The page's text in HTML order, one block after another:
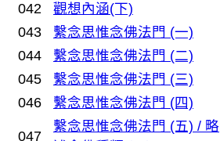
042
觀想內涵(下)
043
繫念思惟念佛法門 (一)
044
繫念思惟念佛法門 (二)
045
繫念思惟念佛法門 (三)
046
繫念思惟念佛法門 (四)
047
繫念思惟念佛法門 (五) / 略